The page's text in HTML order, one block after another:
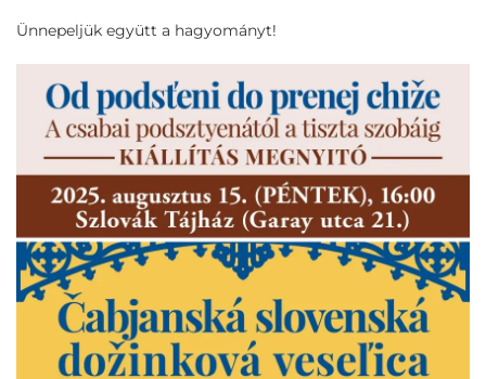
Ünnepeljük együtt a hagyományt!